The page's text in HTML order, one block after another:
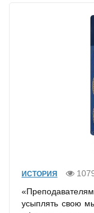
ИСТОРИЯ
усыплять свою